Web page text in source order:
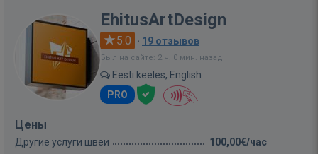
EhitusArtDesign
5.0 · 19 отзывов
Был на сайте: 2 ч. 0 мин. назад
Eesti keeles, English
PRO
Цены
Другие услуги швеи 100,00€/час